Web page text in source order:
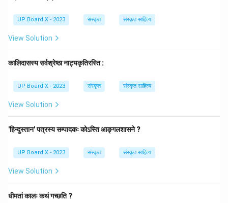
'ए' से शुरू करके 'च्' से पहले तक के वर्ण हैं:ए, ओ, ऐ, औ
ये सभी संयुक्त स्वर कहलाते हैं।
UP Board X - 2023 संस्कृत संस्कृत साहित्य
View Solution
कालिदासस्य सर्वश्रेष्ठा नाट्यकृतिरस्ति :
UP Board X - 2023 संस्कृत संस्कृत साहित्य
View Solution
'हिन्दुस्तान' पत्रस्य सम्पादकः कोऽस्ति आङ्गलशासने ?
UP Board X - 2023 संस्कृत संस्कृत साहित्य
View Solution
धीमतां कालः कथं गच्छति ?